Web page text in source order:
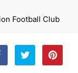
Football Club